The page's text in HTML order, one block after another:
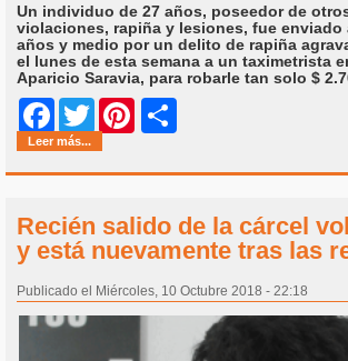
Un individuo de 27 años, poseedor de
violaciones, rapiña y lesiones, fue enviado
años y medio por un delito de rapiña
el lunes de esta semana a un taximetrista
Aparicio Saravia, para robarle tan solo $
Facebook
Twitter Pinterest
Leer más...
Recién salido de la cárcel
y está nuevamente tras las
Publicado el Miércoles, 10 Octubre 2018 - 22:18